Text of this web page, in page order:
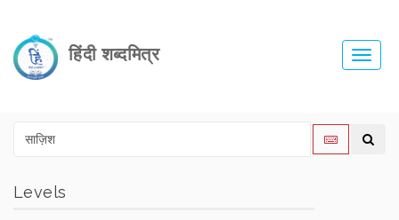
हिंदी शब्दमित्र
Levels